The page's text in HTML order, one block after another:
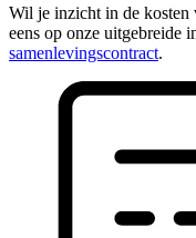
Wil je inzicht in de kosten
eens op onze uitgebreide
samenlevingscontract.